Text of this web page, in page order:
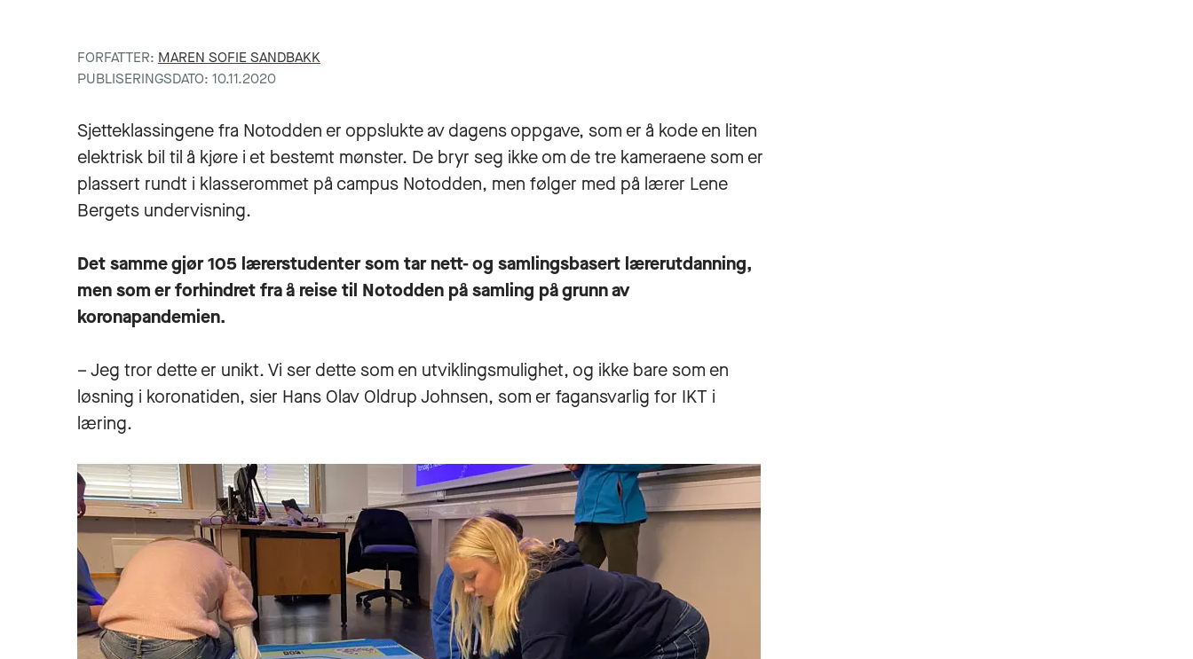
FORFATTER: MAREN SOFIE SANDBAKK
PUBLISERINGSDATO: 10.11.2020
Sjetteklassingene fra Notodden er oppslukte av dagens oppgave, som er å kode en liten
elektrisk bil til å kjøre i et bestemt mønster. De bryr seg ikke om de tre kameraene som er
plassert rundt i klasserommet på campus Notodden, men følger med på lærer Lene
Bergets undervisning.
Det samme gjør 105 lærerstudenter som tar nett- og samlingsbasert lærerutdanning,
men som er forhindret fra å reise til Notodden på samling på grunn av
koronapandemien.
– Jeg tror dette er unikt. Vi ser dette som en utviklingsmulighet, og ikke bare som en
løsning i koronatiden, sier Hans Olav Oldrup Johnsen, som er fagansvarlig for IKT i
læring.